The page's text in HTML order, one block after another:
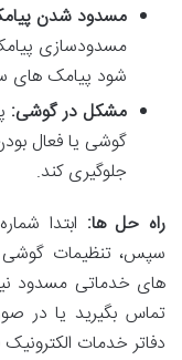
مسدود شدن
مسدودسازی
شود پیامک های
مشکل در گوشی:
گوشی یا فعال
جلوگیری کند.
راه حل ها: ابتدا
سپس، تنظیمات
های خدماتی مسدود
تماس بگیرید یا در
دفاتر خدمات